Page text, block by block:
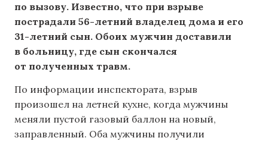
по вызову. Известно, что при взрыве
пострадали 56-летний владелец дома и его
31-летний сын. Обоих мужчин доставили
в больницу, где сын скончался
от полученных травм.
По информации инспектората, взрыв
произошел на летней кухне, когда мужчины
меняли пустой газовый баллон на новый,
заправленный. Оба мужчины получили